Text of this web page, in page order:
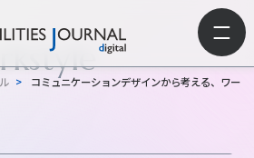
> コミュニケーションデザインから考える、ワー